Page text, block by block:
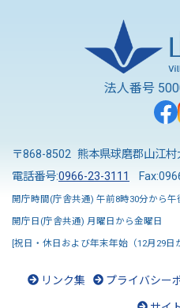
法人番号
〒868-8502 熊本県球磨郡山江
電話番号:0966-23-3111
開庁時間(庁舎共通) 午前8時30分から午
開庁日(庁舎共通) 月曜日から金曜日
[祝日・休日および年末年始（12月29日
リンク集 プライバシー